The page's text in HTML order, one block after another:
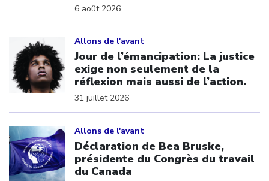
6 août 2026
Allons de l'avant
Jour de l’émancipation: La justice
exige non seulement de la
réflexion mais aussi de l’action.
31 juillet 2026
Allons de l'avant
Déclaration de Bea Bruske,
présidente du Congrès du travail
du Canada